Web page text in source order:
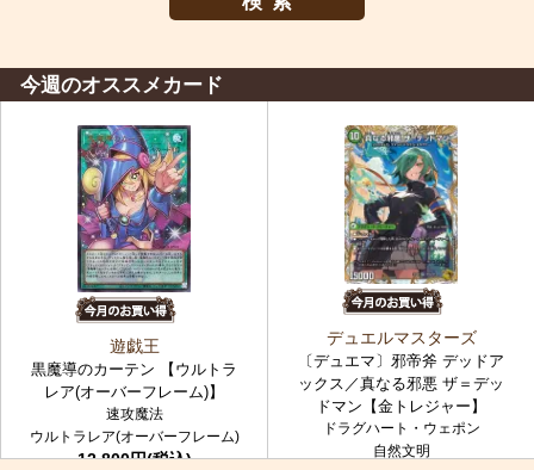
今週のオススメカード
遊戯王
黒魔導のカーテン 【ウルトラ
レア(オーバーフレーム)】
速攻魔法
ウルトラレア(オーバーフレーム)
12,800円(税込)
デュエルマスターズ
〔デュエマ〕邪帝斧 デッドア
ックス／真なる邪悪 ザ＝デッ
ドマン【金トレジャー】
ドラグハート・ウェポン
自然文明